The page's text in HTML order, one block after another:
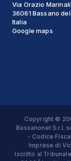
Via Orazio
36061 Bassano
Italia
Google maps
Copyright ©
Bassanonet S.r.l.
- Codice
Imprese di
Iscritto al